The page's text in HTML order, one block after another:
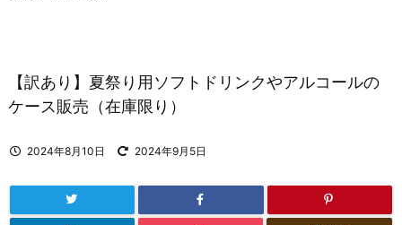
【訳あり】夏祭り用ソフトドリンクやアルコールの
ケース販売（在庫限り）
2024年8月10日 2024年9月5日